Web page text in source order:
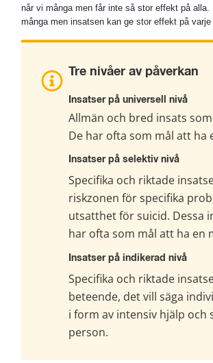
når vi många men får inte så stor effekt på
många men insatsen kan ge stor effekt på
Tre nivåer av påverkan
Insatser på universell nivå
Allmän och bred insats
De har ofta som mål att ha
Insatser på selektiv nivå
Specifika och riktade
riskzonen för specifika
utsatthet för suicid. Dessa
har ofta som mål att ha en
Insatser på indikerad nivå
Specifika och riktade
beteende, det vill säga
i form av intensiv hjälp och
person.